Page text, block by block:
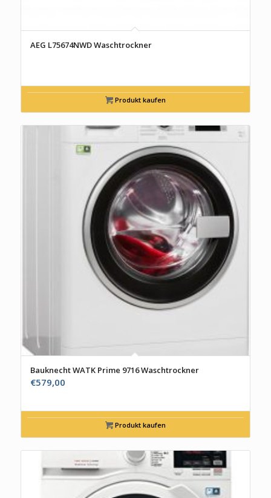
AEG L75674NWD Waschtrockner
Produkt kaufen
Bauknecht WATK Prime 9716 Waschtrockner
€579,00
Produkt kaufen